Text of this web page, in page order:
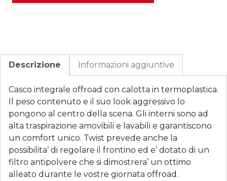
Descrizione Informazioni aggiuntive
Casco integrale offroad con calotta in termoplastica.
Il peso contenuto e il suo look aggressivo lo
pongono al centro della scena. Gli interni sono ad
alta traspirazione amovibili e lavabili e garantiscono
un comfort unico. Twist prevede anche la
possibilita’ di regolare il frontino ed e’ dotato di un
filtro antipolvere che si dimostrera’ un ottimo
alleato durante le vostre giornata offroad.